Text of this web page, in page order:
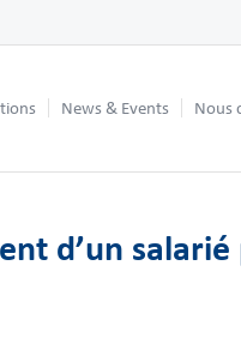
News & Events Nous
d’un